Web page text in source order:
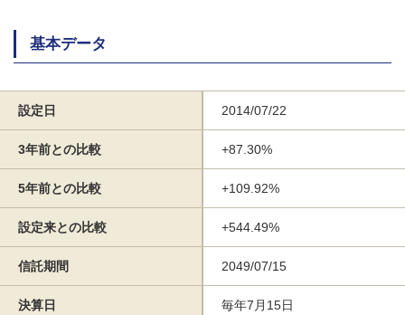
基本データ
設定日 2014/07/22
3年前との比較 +87.30%
5年前との比較 +109.92%
設定来との比較 +544.49%
信託期間 2049/07/15
決算日 毎年7月15日